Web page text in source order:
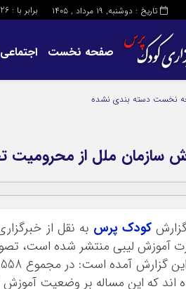
تاریخ : دوشنبه, ۱۹ مرداد , ۱۴۰۵ برابر با : Monday - 10 - August - 2026
صفحه نخست
نخست دسته بندی نشده
سازمان ملل از محرومیت
کودک پرس به نقل از
آموزش لیبی منتشر شده است،
که این مساله بر وضعیت آموزش تقریبا 279هزار کودک تاثیر